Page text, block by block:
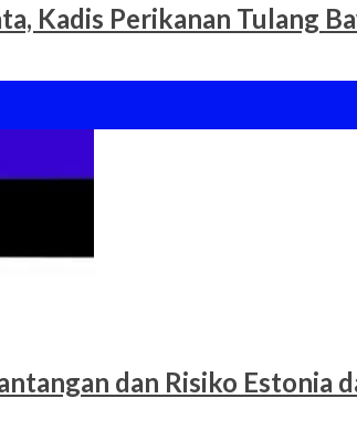
Kadis Perikanan Tulang
dan Risiko Estonia